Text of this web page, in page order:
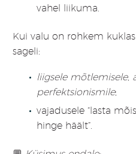
vahel liikuma.
Kui valu on rohkem
sageli:
liigsele mõtlemisele,
perfektsionismile;
vajadusele “lasta
hinge häält”.